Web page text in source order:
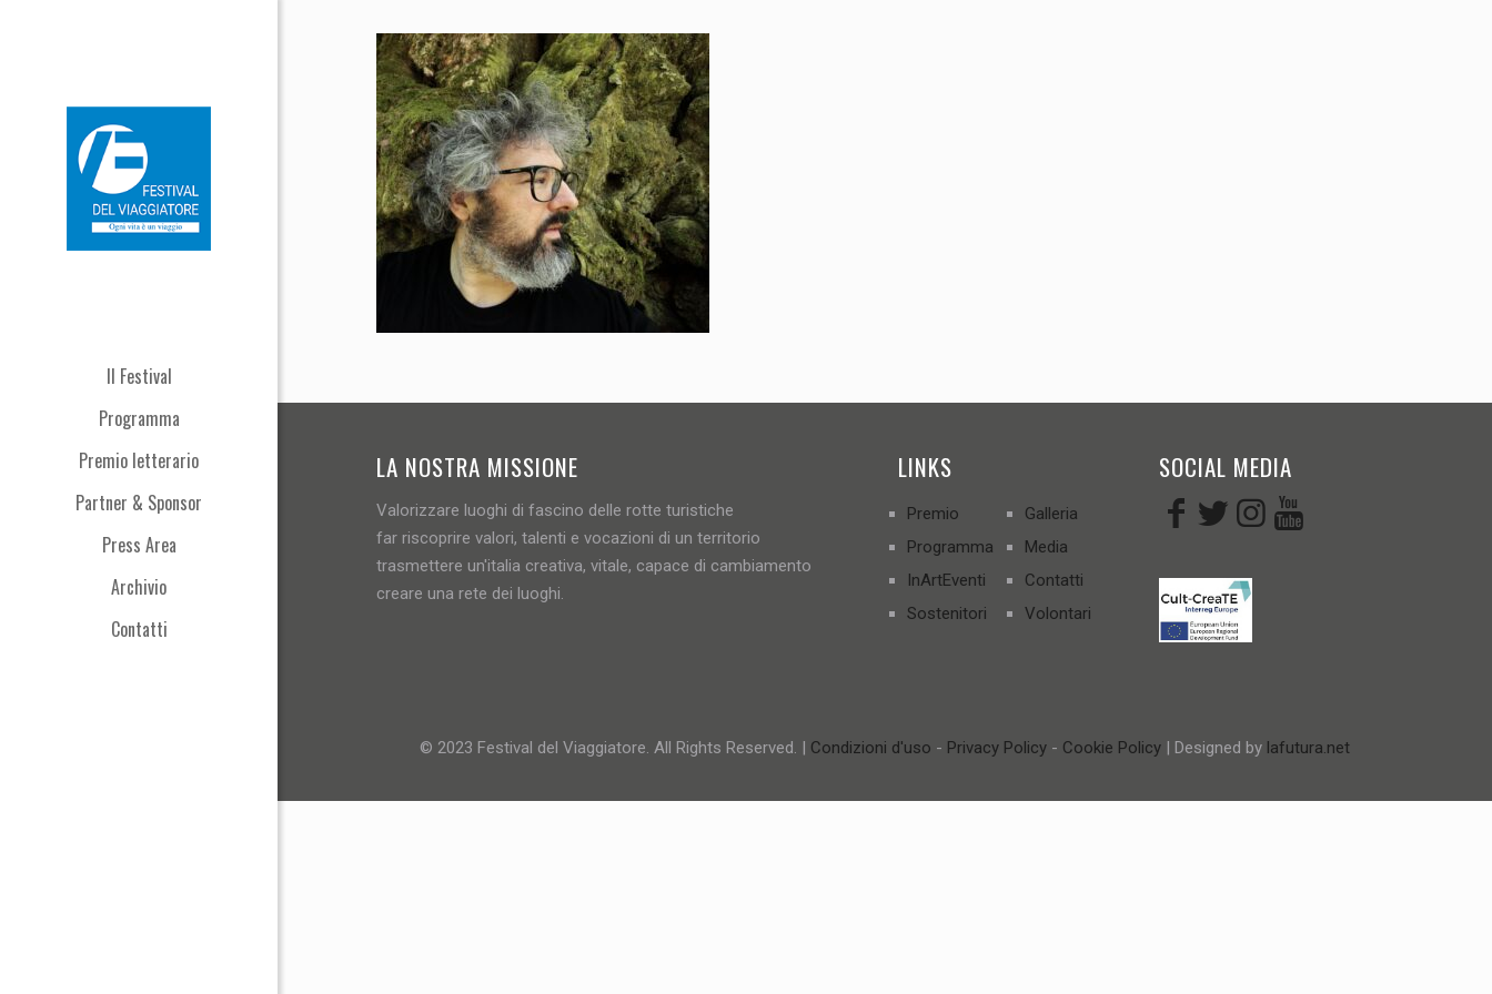
Il Festival
Programma
Premio letterario
Partner & Sponsor
Press Area
Archivio
Contatti
LA NOSTRA MISSIONE
Valorizzare luoghi di fascino delle rotte turistiche
far riscoprire valori, talenti e vocazioni di un territorio
trasmettere un'italia creativa, vitale, capace di cambiamento
creare una rete dei luoghi.
LINKS
Premio
Programma
InArtEventi
Sostenitori
Galleria
Media
Contatti
Volontari
SOCIAL MEDIA
© 2023 Festival del Viaggiatore. All Rights Reserved. | Condizioni d'uso - Privacy Policy - Cookie Policy | Designed by lafutura.net